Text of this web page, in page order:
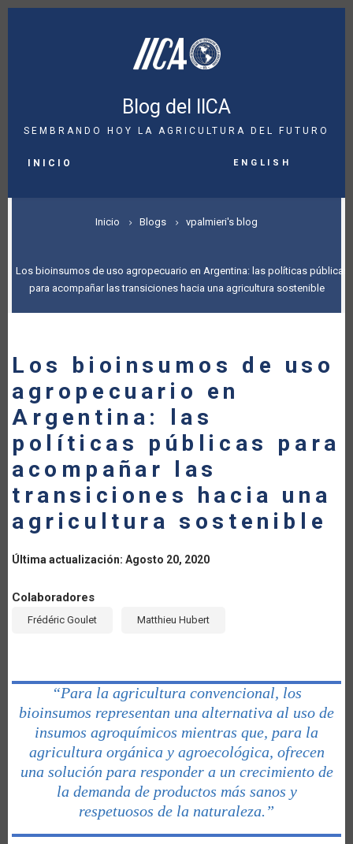
Pasar
Blog del IICA
SEMBRANDO HOY LA AGRICULTURA DEL FUTURO
NAVIGATION
INICIO English
SOBRESCRIBIR
DE
AYUDA
LA
NAVEGACIÓN
Inicio Blogs vpalmieri's blog
Los bioinsumos de uso agropecuario en Argentina: las políticas públicas
para acompañar las transiciones hacia una agricultura sostenible
Los bioinsumos de uso
agropecuario en
Argentina: las
políticas públicas para
acompañar las
transiciones hacia una
agricultura sostenible
Última actualización: Agosto 20, 2020
Colaboradores
Frédéric Goulet Matthieu Hubert
“Para la agricultura convencional, los
bioinsumos representan una alternativa al uso de
insumos agroquímicos mientras que, para la
agricultura orgánica y agroecológica, ofrecen
una solución para responder a un crecimiento de
la demanda de productos más sanos y
respetuosos de la naturaleza.”